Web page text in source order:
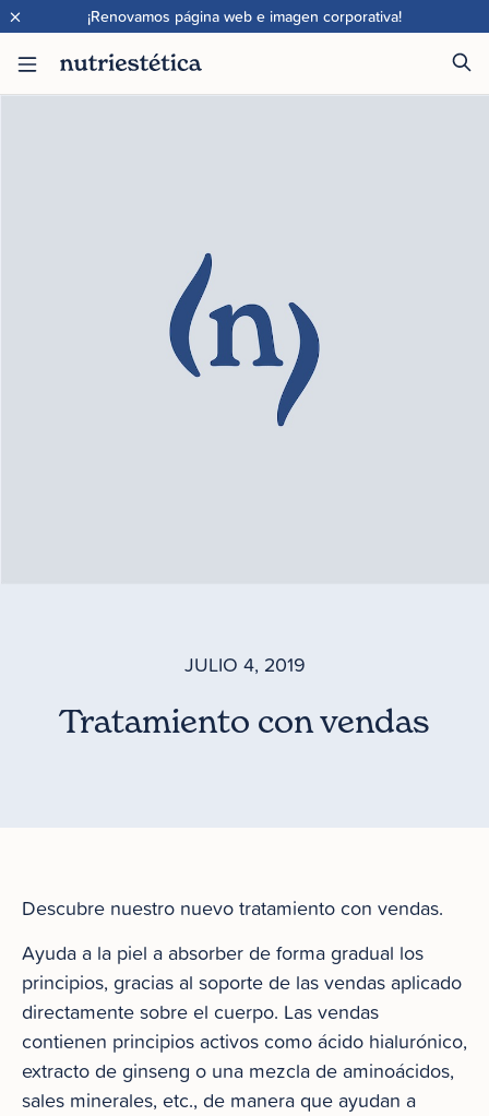
¡Renovamos página web e imagen corporativa!
×
JULIO 4, 2019
Tratamiento con vendas
Descubre nuestro nuevo tratamiento con vendas.
Ayuda a la piel a absorber de forma gradual los
principios, gracias al soporte de las vendas aplicado
directamente sobre el cuerpo. Las vendas
contienen principios activos como ácido hialurónico,
extracto de ginseng o una mezcla de aminoácidos,
sales minerales, etc., de manera que ayudan a